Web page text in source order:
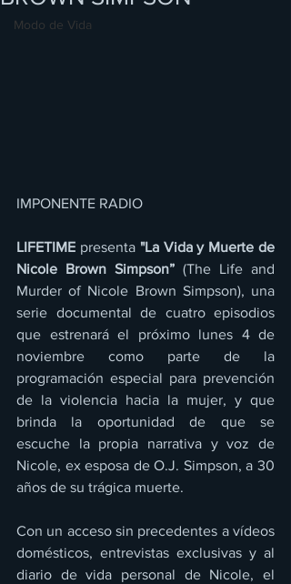
Modo de Vida
IMPONENTE RADIO
LIFETIME presenta "La Vida y Muerte de
Nicole Brown Simpson” (The Life and
Murder of Nicole Brown Simpson), una
serie documental de cuatro episodios
que estrenará el próximo lunes 4 de
noviembre como parte de la
programación especial para prevención
de la violencia hacia la mujer, y que
brinda la oportunidad de que se
escuche la propia narrativa y voz de
Nicole, ex esposa de O.J. Simpson, a 30
años de su trágica muerte.
Con un acceso sin precedentes a vídeos
domésticos, entrevistas exclusivas y al
diario de vida personal de Nicole, el